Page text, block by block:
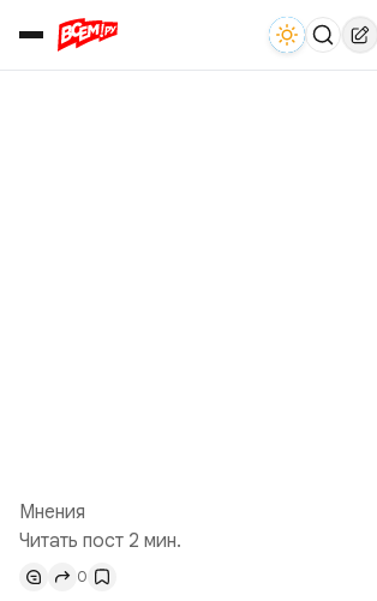
Мнения
Читать пост 2 мин.
0